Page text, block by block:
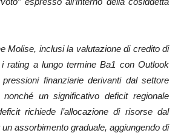
Molise, inclusi la valutazione di credito di
rating a lungo termine Ba1 con Outlook
finanziarie derivanti dal settore
nonché un significativo deficit regionale
richiede l’allocazione di risorse dal
assorbimento graduale, aggiungendo di